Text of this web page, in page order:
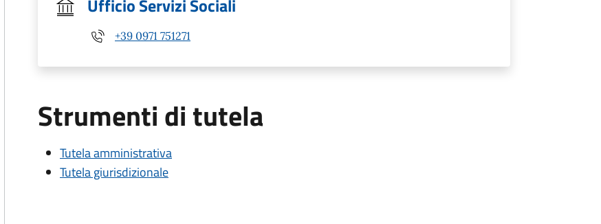
Ufficio Servizi Sociali
+39 0971 751271
Strumenti di tutela
Tutela amministrativa
Tutela giurisdizionale